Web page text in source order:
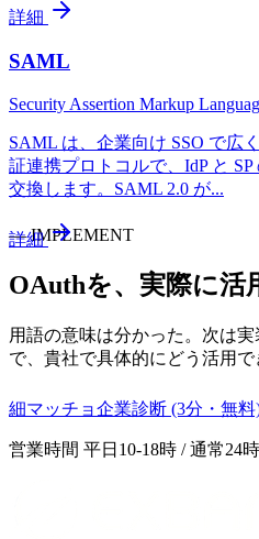
詳細
SAML
Security Assertion Markup
SAML は、企業向け SSO で広
証連携プロトコルで、IdP と
交換します。SAML 2.0 が...
詳細
—IMPLEMENT
OAuthを、実際に活
用語の意味は分かった。次は
で、貴社で具体的にどう活用で
細マッチョ企業診断 (3分・無料
営業時間 平日10-18時 / 通常24